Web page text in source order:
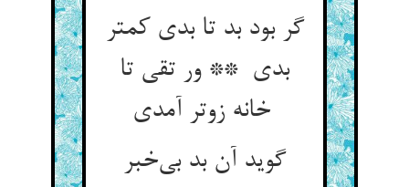
گر بود بد تا بدی کمتر
بدی ** ور تقی تا
خانه زوتر آمدی
گوید آن بد بی‌خبر